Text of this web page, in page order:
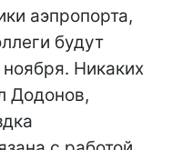
аэпропорта,
будут
Никаких
Додонов,